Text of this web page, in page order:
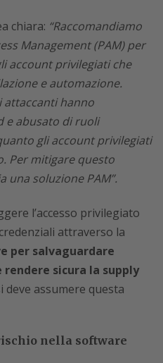
chiara: “Raccomandiamo
Management (PAM) per
account privilegiati che
e automazione.
attaccanti hanno
e abusato di ruoli
gli account privilegiati
Per mitigare questo
una soluzione PAM”.
l’accesso privilegiato
attraverso la
per salvaguardare
sicura la supply
deve assumere questa
nella software